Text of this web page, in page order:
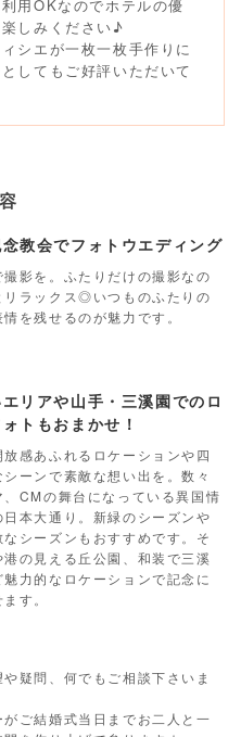
用OKなのでホテルの優
しみください♪
シエが一枚一枚手作りに
してもご好評いただいて
教会でフォトウエディング
影を。ふたりだけの撮影なの
リラックス◎いつものふたりの
を残せるのが魅力です。
リアや山手・三溪園でのロ
トもおまかせ！
感あふれるロケーションや四
ーンで素敵な想い出を。数々
CMの舞台になっている異国情
本大通り。新緑のシーズンや
シーズンもおすすめです。そ
の見える丘公園、和装で三溪
力的なロケーションで記念に
す。
疑問、何でもご相談下さいま
ご結婚式当日までお二人と一